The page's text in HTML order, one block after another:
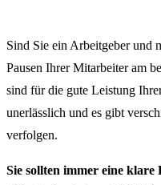
Sind Sie ein Arbeitgeber und
Pausen Ihrer Mitarbeiter am
sind für die gute Leistung
unerlässlich und es gibt
verfolgen.
Sie sollten immer eine